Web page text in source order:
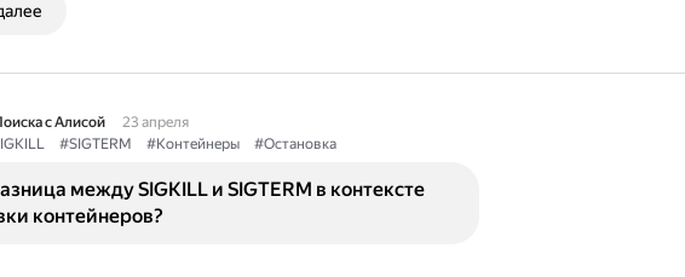
с Алисой
23 апреля
#SIGTERM #Контейнеры #Остановка
между SIGKILL и SIGTERM в контексте
контейнеров?